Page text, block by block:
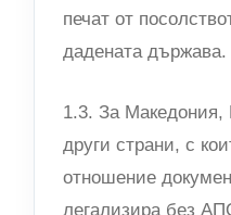
печат от
дадената държава.
1.3. За
други страни, с
отношение
легализира без